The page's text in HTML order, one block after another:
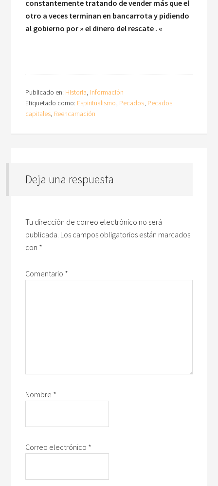
constantemente tratando de vender más que el
otro a veces terminan en bancarrota y pidiendo
al gobierno por » el dinero del rescate . «
Publicado en: Historia, Información
Etiquetado como: Espiritualismo, Pecados, Pecados
capitales, Reencarnación
Deja una respuesta
Tu dirección de correo electrónico no será
publicada. Los campos obligatorios están marcados
con *
Comentario *
Nombre *
Correo electrónico *